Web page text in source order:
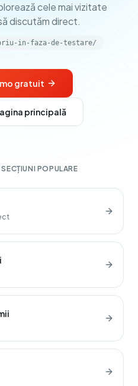
cele mai vizitate
discutăm direct.
in-faza-de-testare/
gratuit
principală
POPULARE